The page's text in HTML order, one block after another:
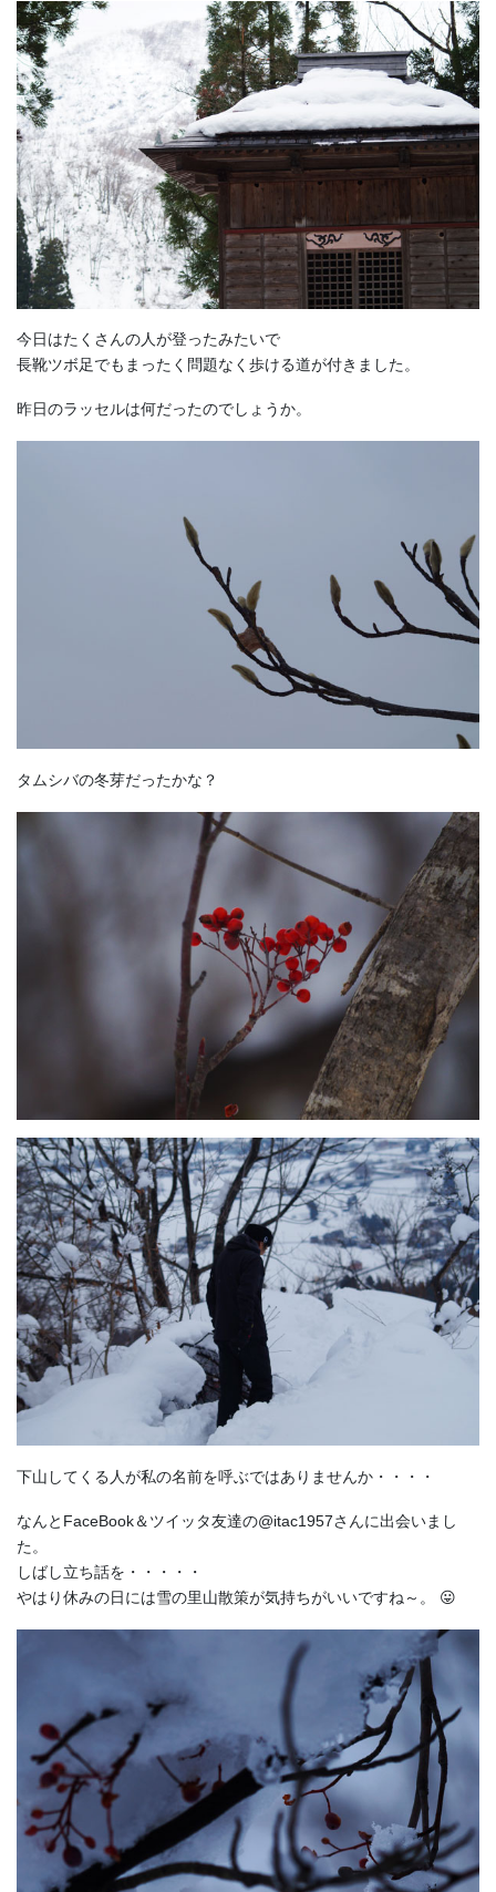
今日はたくさんの人が登ったみたいで
長靴ツボ足でもまったく問題なく歩ける道が付きました。
昨日のラッセルは何だったのでしょうか。
タムシバの冬芽だったかな？
下山してくる人が私の名前を呼ぶではありませんか・・・・
なんとFaceBook＆ツイッタ友達の@itac1957さんに出会いまし
た。
しばし立ち話を・・・・・
やはり休みの日には雪の里山散策が気持ちがいいですね～。 😛